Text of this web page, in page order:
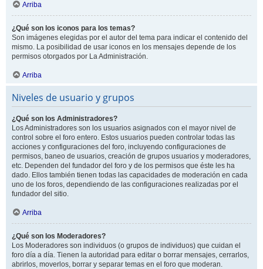
Arriba
¿Qué son los iconos para los temas?
Son imágenes elegidas por el autor del tema para indicar el contenido del
mismo. La posibilidad de usar iconos en los mensajes depende de los
permisos otorgados por La Administración.
Arriba
Niveles de usuario y grupos
¿Qué son los Administradores?
Los Administradores son los usuarios asignados con el mayor nivel de
control sobre el foro entero. Estos usuarios pueden controlar todas las
acciones y configuraciones del foro, incluyendo configuraciones de
permisos, baneo de usuarios, creación de grupos usuarios y moderadores,
etc. Dependen del fundador del foro y de los permisos que éste les ha
dado. Ellos también tienen todas las capacidades de moderación en cada
uno de los foros, dependiendo de las configuraciones realizadas por el
fundador del sitio.
Arriba
¿Qué son los Moderadores?
Los Moderadores son individuos (o grupos de individuos) que cuidan el
foro día a día. Tienen la autoridad para editar o borrar mensajes, cerrarlos,
abrirlos, moverlos, borrar y separar temas en el foro que moderan.